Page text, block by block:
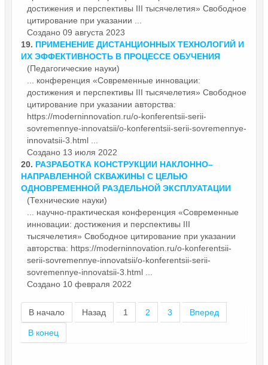
достижения и перспективы III тысячелетия» Свободное
цитирование при указании ...
Создано 09 августа 2023
19. ПРИМЕНЕНИЕ ДИСТАНЦИОННЫХ ТЕХНОЛОГИЙ И
ИХ ЭФФЕКТИВНОСТЬ В ПРОЦЕССЕ ОБУЧЕНИЯ
(Педагогические науки)
конференция «Современные инновации:
достижения и перспективы III тысячелетия» Свободное
цитирование при указании авторства:
https://moderninnovation.ru/o-konferentsii-serii-
sovremennye-innovatsii/o-konferentsii-serii-sovremennye-
innovatsii-3.html ...
Создано 13 июля 2022
20. РАЗРАБОТКА КОНСТРУКЦИИ НАКЛОННО–
НАПРАВЛЕННОЙ СКВАЖИНЫ С ЦЕЛЬЮ
ОДНОВРЕМЕННОЙ РАЗДЕЛЬНОЙ ЭКСПЛУАТАЦИИ
(Технические науки)
... научно-практическая конференция «Современные
инновации: достижения и перспективы III
тысячелетия» Свободное цитирование при указании
авторства: https://moderninnovation.ru/o-konferentsii-
serii-sovremennye-innovatsii/o-konferentsii-serii-
sovremennye-innovatsii-3.html ...
Создано 10 февраля 2022
В начало Назад 1 2 3 Вперед
В конец